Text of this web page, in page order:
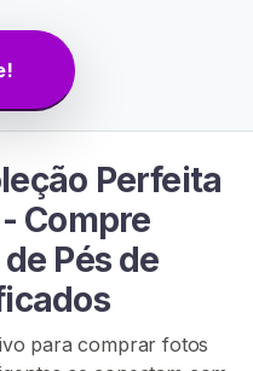
Perfeita
Compre
Pés de
para comprar fotos